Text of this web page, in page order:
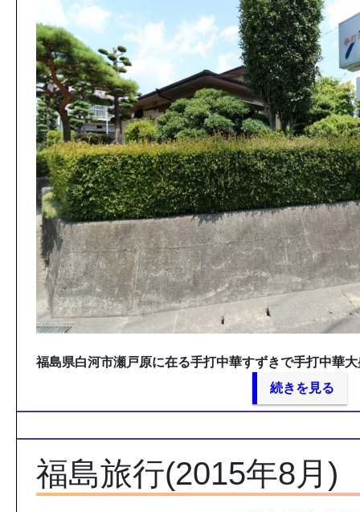
福島県白河市瀬戸原に在る手打中華すずきで手打中華
続きを見る
福島旅行(2015年8月)